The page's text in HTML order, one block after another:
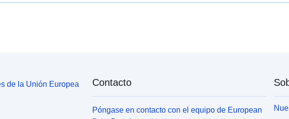
de la Unión Europea
Contacto
Póngase en contacto con el equipo de European